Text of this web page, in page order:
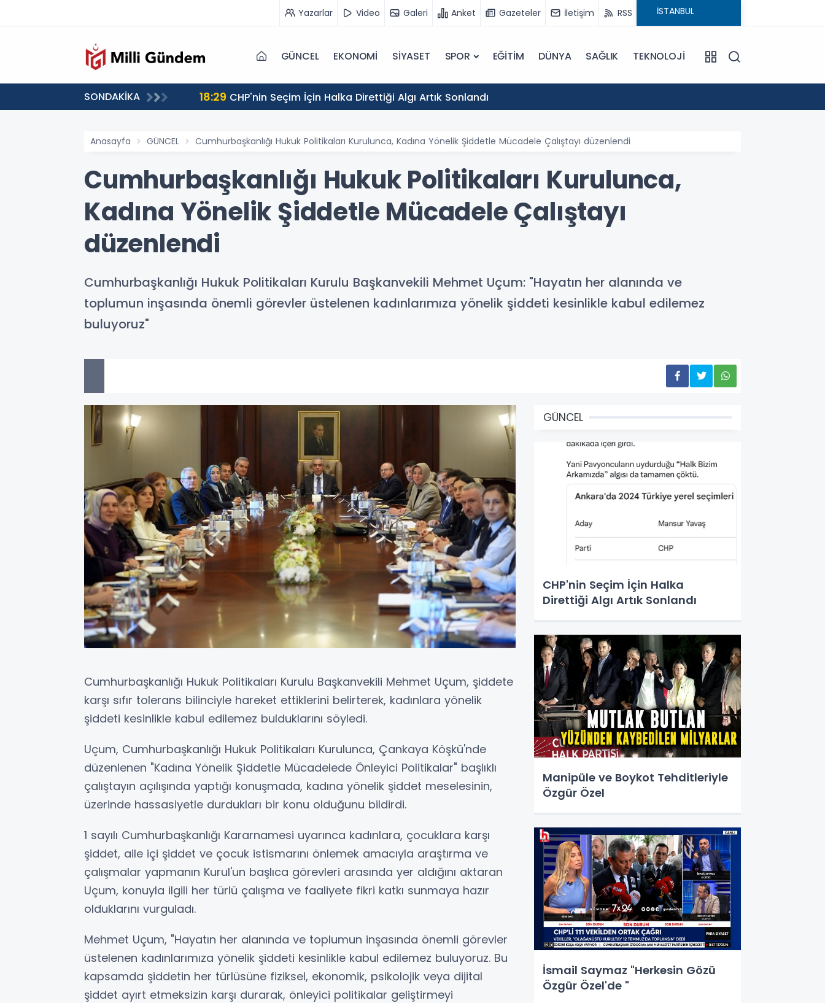
Yazarlar Video Galeri Anket Gazeteler İletişim RSS
GÜNCEL EKONOMİ SİYASET SPOR EĞİTİM DÜNYA SAĞLIK TEKNOLOJİ
SONDAKİKA 18:29 CHP'nin Seçim İçin Halka Direttiği Algı Artık Sonlandı
Anasayfa GÜNCEL Cumhurbaşkanlığı Hukuk Politikaları Kurulunca, Kadına Yönelik Şiddetle Mücadele Çalıştayı düzenlendi
Cumhurbaşkanlığı Hukuk Politikaları Kurulunca,
Kadına Yönelik Şiddetle Mücadele Çalıştayı
düzenlendi
Cumhurbaşkanlığı Hukuk Politikaları Kurulu Başkanvekili Mehmet Uçum: "Hayatın her alanında ve
toplumun inşasında önemli görevler üstelenen kadınlarımıza yönelik şiddeti kesinlikle kabul edilemez
buluyoruz"
Cumhurbaşkanlığı Hukuk Politikaları Kurulu Başkanvekili Mehmet Uçum, şiddete
karşı sıfır tolerans bilinciyle hareket ettiklerini belirterek, kadınlara yönelik
şiddeti kesinlikle kabul edilemez bulduklarını söyledi.
Uçum, Cumhurbaşkanlığı Hukuk Politikaları Kurulunca, Çankaya Köşkü'nde
düzenlenen "Kadına Yönelik Şiddetle Mücadelede Önleyici Politikalar" başlıklı
çalıştayın açılışında yaptığı konuşmada, kadına yönelik şiddet meselesinin,
üzerinde hassasiyetle durdukları bir konu olduğunu bildirdi.
1 sayılı Cumhurbaşkanlığı Kararnamesi uyarınca kadınlara, çocuklara karşı
şiddet, aile içi şiddet ve çocuk istismarını önlemek amacıyla araştırma ve
çalışmalar yapmanın Kurul'un başlıca görevleri arasında yer aldığını aktaran
Uçum, konuyla ilgili her türlü çalışma ve faaliyete fikri katkı sunmaya hazır
olduklarını vurguladı.
Mehmet Uçum, "Hayatın her alanında ve toplumun inşasında önemli görevler
üstelenen kadınlarımıza yönelik şiddeti kesinlikle kabul edilemez buluyoruz. Bu
kapsamda şiddetin her türlüsüne fiziksel, ekonomik, psikolojik veya dijital
şiddet ayırt etmeksizin karşı durarak, önleyici politikalar geliştirmeyi
GÜNCEL
CHP'nin Seçim İçin Halka
Direttiği Algı Artık Sonlandı
Manipüle ve Boykot Tehditleriyle
Özgür Özel
İsmail Saymaz "Herkesin Gözü
Özgür Özel'de "